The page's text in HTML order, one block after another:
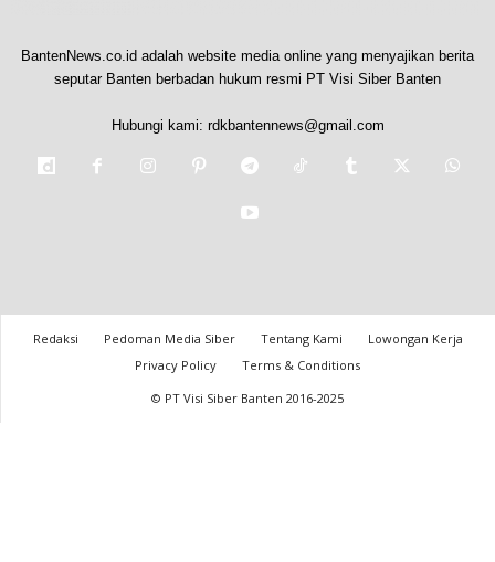
BantenNews.co.id adalah website media online yang menyajikan berita
seputar Banten berbadan hukum resmi PT Visi Siber Banten
Hubungi kami: rdkbantennews@gmail.com
Redaksi Pedoman Media Siber Tentang Kami
Lowongan Kerja
Privacy Policy
Terms & Conditions
© PT Visi Siber Banten 2016-2025